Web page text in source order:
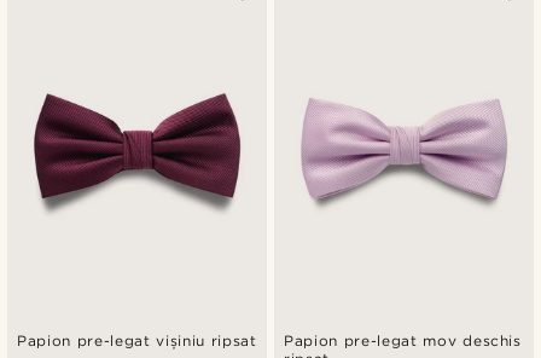
Papion pre-legat vișiniu ripsat
Papion pre-legat mov deschis